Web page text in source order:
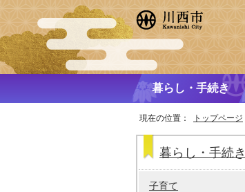
暮らし・手続き
現在の位置： トップページ
暮らし・手続き
子育て